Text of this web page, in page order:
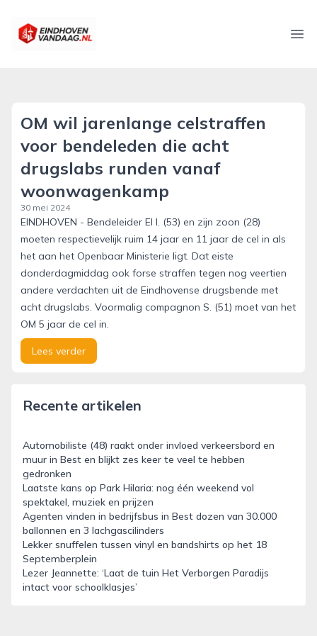
eindhovenvandaag.nl
OM wil jarenlange celstraffen
voor bendeleden die acht
drugslabs runden vanaf
woonwagenkamp
30 mei 2024
EINDHOVEN - Bendeleider El I. (53) en zijn zoon (28)
moeten respectievelijk ruim 14 jaar en 11 jaar de cel in als
het aan het Openbaar Ministerie ligt. Dat eiste
donderdagmiddag ook forse straffen tegen nog veertien
andere verdachten uit de Eindhovense drugsbende met
acht drugslabs. Voormalig compagnon S. (51) moet van het
OM 5 jaar de cel in.
Lees verder
Recente artikelen
Automobiliste (48) raakt onder invloed verkeersbord en
muur in Best en blijkt zes keer te veel te hebben
gedronken
Laatste kans op Park Hilaria: nog één weekend vol
spektakel, muziek en prijzen
Agenten vinden in bedrijfsbus in Best dozen van 30.000
ballonnen en 3 lachgascilinders
Lekker snuffelen tussen vinyl en bandshirts op het 18
Septemberplein
Lezer Jeannette: ‘Laat de tuin Het Verborgen Paradijs
intact voor schoolklasjes’